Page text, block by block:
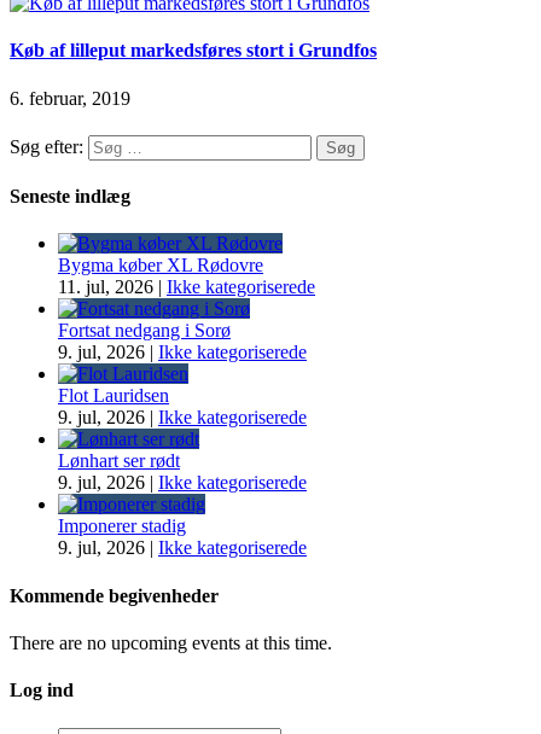
Køb af lilleput markedsføres stort i Grundfos
6. februar, 2019
Søg efter:
Seneste indlæg
Bygma køber XL Rødovre
11. jul, 2026
Ikke kategoriserede
Fortsat nedgang i Sorø
9. jul, 2026
Ikke kategoriserede
Flot Lauridsen
9. jul, 2026
Ikke kategoriserede
Lønhart ser rødt
9. jul, 2026
Ikke kategoriserede
Imponerer stadig
9. jul, 2026
Ikke kategoriserede
Kommende begivenheder
There are no upcoming events at this time.
Log ind